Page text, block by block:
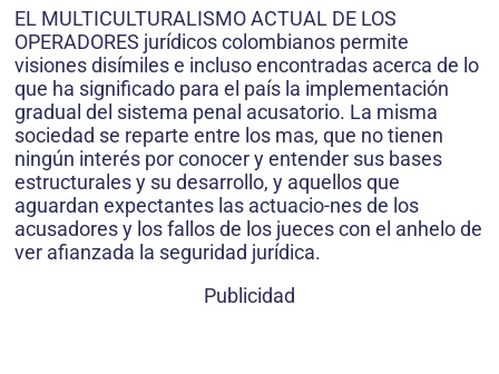
EL MULTICULTURALISMO ACTUAL DE LOS
OPERADORES jurídicos colombianos permite
visiones disímiles e incluso encontradas acerca de lo
que ha significado para el país la implementación
gradual del sistema penal acusatorio. La misma
sociedad se reparte entre los mas, que no tienen
ningún interés por conocer y entender sus bases
estructurales y su desarrollo, y aquellos que
aguardan expectantes las actuacio-nes de los
acusadores y los fallos de los jueces con el anhelo de
ver afianzada la seguridad jurídica.
Publicidad